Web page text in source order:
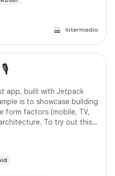
Intermedio
app, built with Jetpack
is to showcase building
form factors (mobile, TV,
To try out this